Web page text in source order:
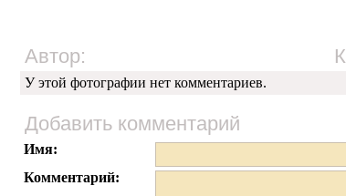
Автор:
У этой фотографии нет комментариев.
Добавить комментарий
Имя:
Комментарий: